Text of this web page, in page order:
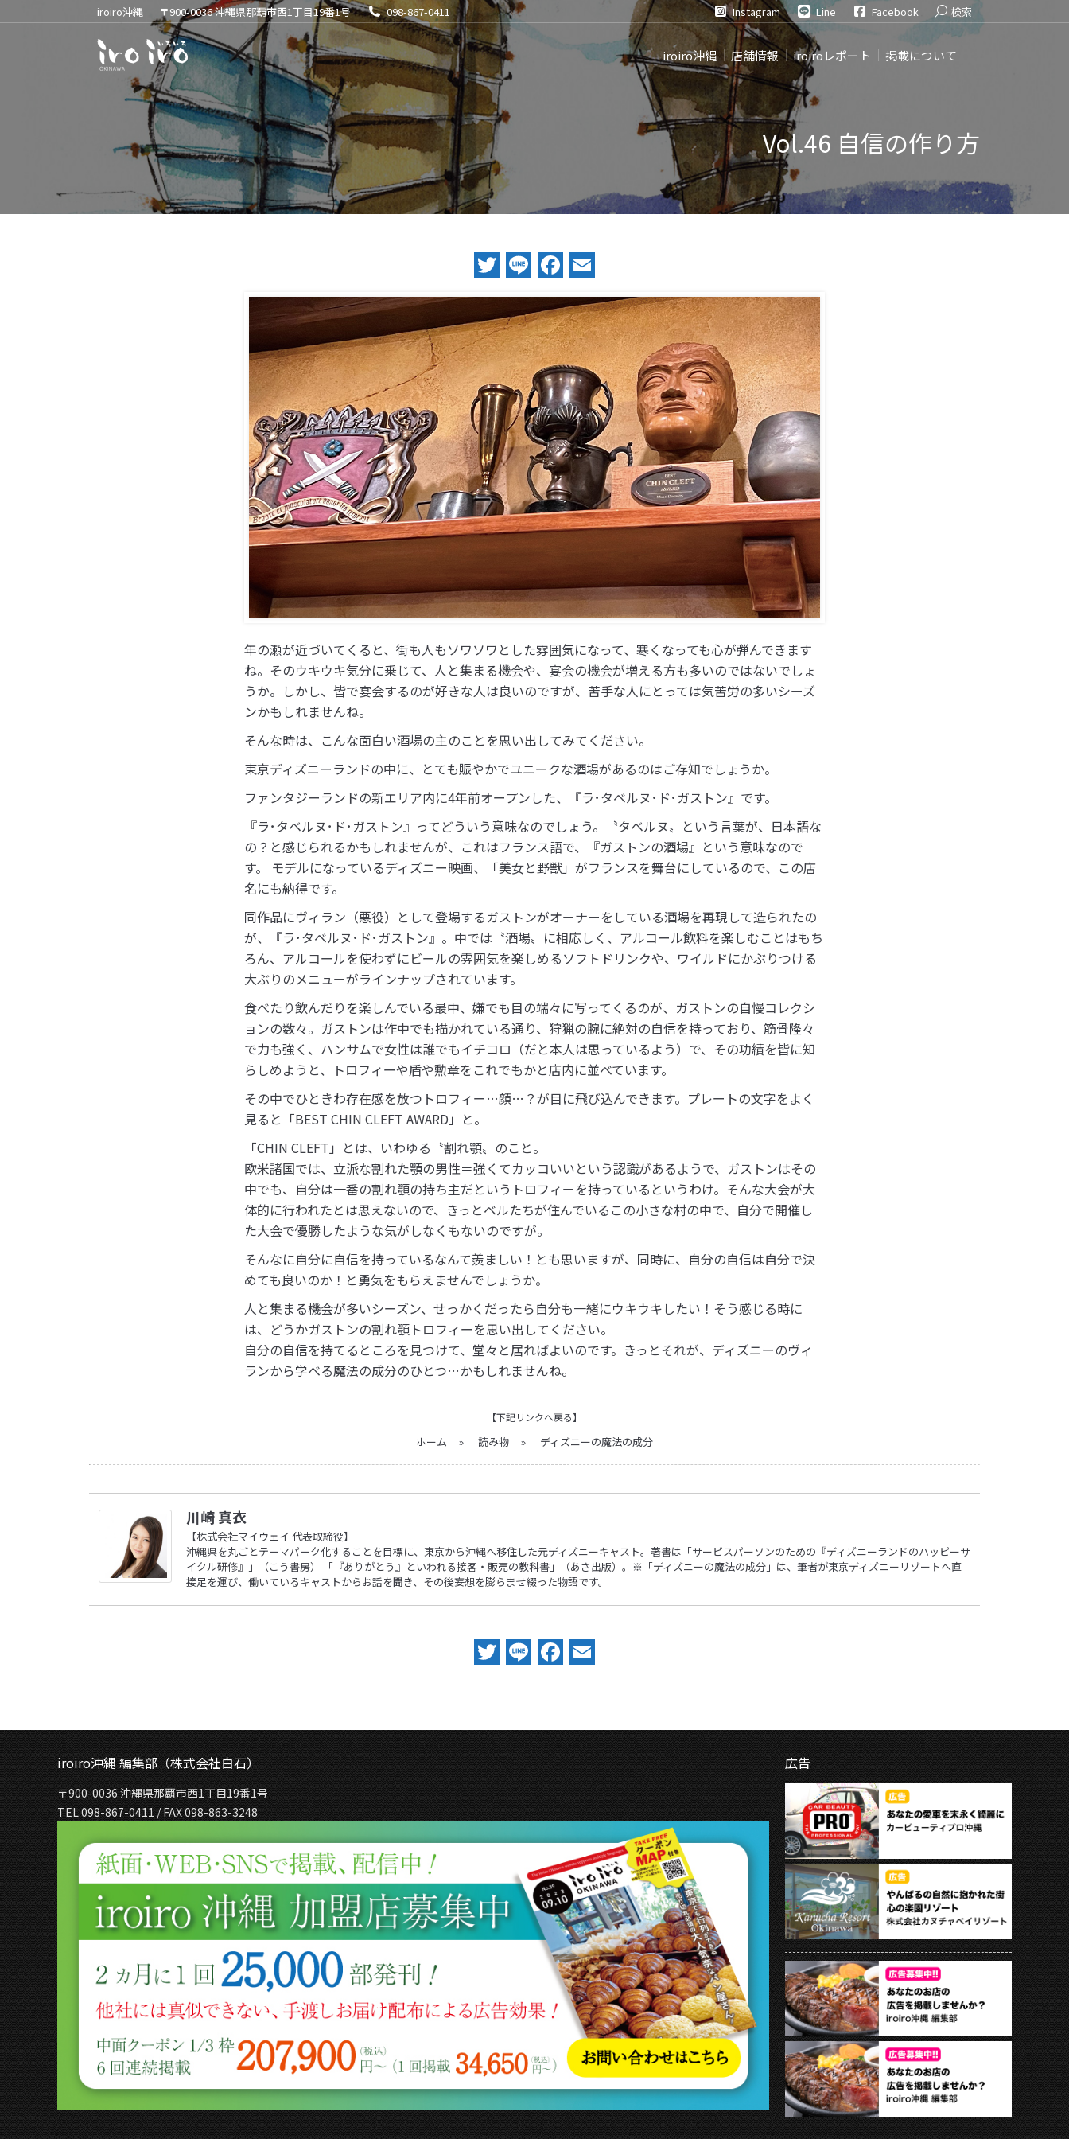
iroiro沖縄 〒900-0036 沖縄県那覇市西1丁目19番1号 098-867-0411 Instagram Line Facebook Search:
検索
iroiro沖縄 店舗情報 iroiroレポート 掲載について
Vol.46 自信の作り方
Twitter
LineFacebook
年の瀬が近づいてくると、街も人もソワソワとした雰囲気になって、寒くなっても心が弾んできます
ね。そのウキウキ気分に乗じて、人と集まる機会や、宴会の機会が増える方も多いのではないでしょ
うか。しかし、皆で宴会するのが好きな人は良いのですが、苦手な人にとっては気苦労の多いシーズ
ンかもしれませんね。
そんな時は、こんな面白い酒場の主のことを思い出してみてください。
東京ディズニーランドの中に、とても賑やかでユニークな酒場があるのはご存知でしょうか。
ファンタジーランドの新エリア内に4年前オープンした、『ラ･タベルヌ･ド･ガストン』です。
『ラ･タベルヌ･ド･ガストン』ってどういう意味なのでしょう。〝タベルヌ〟という言葉が、日本語な
の？と感じられるかもしれませんが、これはフランス語で、『ガストンの酒場』という意味なので
す。 モデルになっているディズニー映画、「美女と野獣」がフランスを舞台にしているので、この店
名にも納得です。
同作品にヴィラン（悪役）として登場するガストンがオーナーをしている酒場を再現して造られたの
が、『ラ･タベルヌ･ド･ガストン』。中では〝酒場〟に相応しく、アルコール飲料を楽しむことはもち
ろん、アルコールを使わずにビールの雰囲気を楽しめるソフトドリンクや、ワイルドにかぶりつける
大ぶりのメニューがラインナップされています。
食べたり飲んだりを楽しんでいる最中、嫌でも目の端々に写ってくるのが、ガストンの自慢コレクシ
ョンの数々。ガストンは作中でも描かれている通り、狩猟の腕に絶対の自信を持っており、筋骨隆々
で力も強く、ハンサムで女性は誰でもイチコロ（だと本人は思っているよう）で、その功績を皆に知
らしめようと、トロフィーや盾や勲章をこれでもかと店内に並べています。
その中でひときわ存在感を放つトロフィー…顔…？が目に飛び込んできます。プレートの文字をよく
見ると「BEST CHIN CLEFT AWARD」と。
「CHIN CLEFT」とは、いわゆる〝割れ顎〟のこと。
欧米諸国では、立派な割れた顎の男性＝強くてカッコいいという認識があるようで、ガストンはその
中でも、自分は一番の割れ顎の持ち主だというトロフィーを持っているというわけ。そんな大会が大
体的に行われたとは思えないので、きっとベルたちが住んでいるこの小さな村の中で、自分で開催し
た大会で優勝したような気がしなくもないのですが。
そんなに自分に自信を持っているなんて羨ましい！とも思いますが、同時に、自分の自信は自分で決
めても良いのか！と勇気をもらえませんでしょうか。
人と集まる機会が多いシーズン、せっかくだったら自分も一緒にウキウキしたい！そう感じる時に
は、どうかガストンの割れ顎トロフィーを思い出してください。
自分の自信を持てるところを見つけて、堂々と居ればよいのです。きっとそれが、ディズニーのヴィ
ランから学べる魔法の成分のひとつ…かもしれませんね。
【下記リンクへ戻る】
ホーム » 読み物 » ディズニーの魔法の成分
川崎 真衣
【株式会社マイウェイ 代表取締役】
沖縄県を丸ごとテーマパーク化することを目標に、東京から沖縄へ移住した元ディズニーキャスト。著書は「サービスパーソンのための『ディズニーランドのハッピーサ
イクル研修』」（こう書房） 「『ありがとう』といわれる接客・販売の教科書」（あさ出版）。※「ディズニーの魔法の成分」は、筆者が東京ディズニーリゾートへ直
接足を運び、働いているキャストからお話を聞き、その後妄想を膨らませ綴った物語です。
Twitter
LineFacebook
iroiro沖縄 編集部（株式会社白石）
〒900-0036 沖縄県那覇市西1丁目19番1号
TEL 098-867-0411 / FAX 098-863-3248
広告